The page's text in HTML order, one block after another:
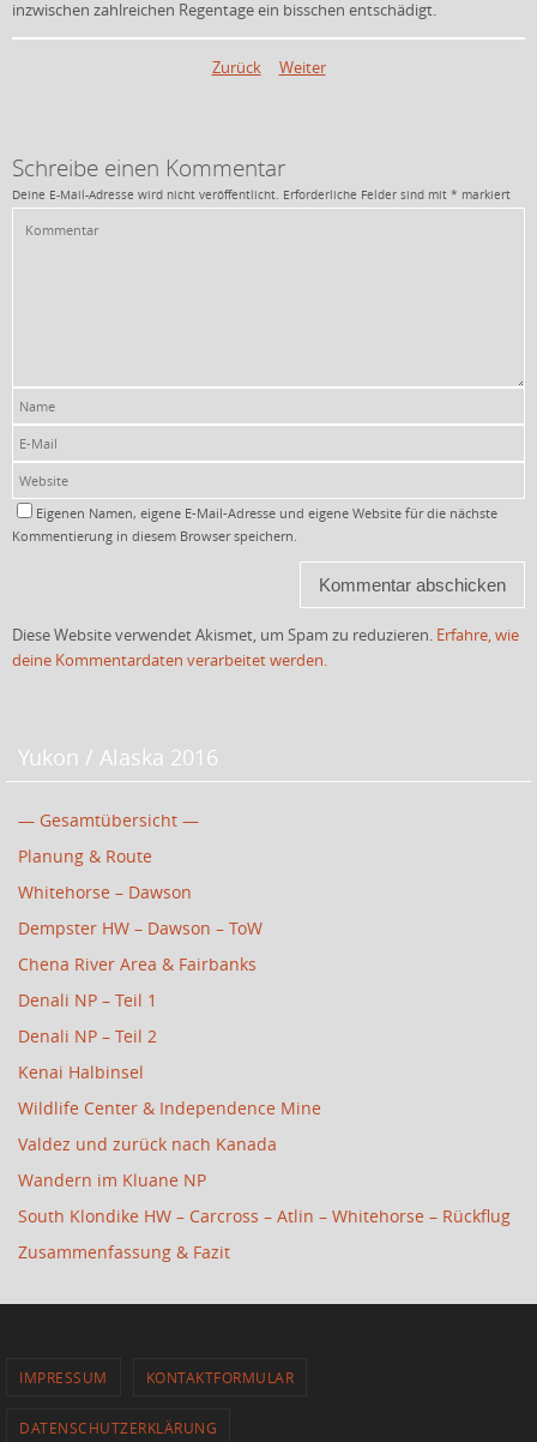
inzwischen zahlreichen Regentage ein bisschen entschädigt.
Zurück Weiter
Schreibe einen Kommentar
Deine E-Mail-Adresse wird nicht veröffentlicht. Erforderliche Felder sind mit * markiert
Eigenen Namen, eigene E-Mail-Adresse und eigene Website für die nächste
Kommentierung in diesem Browser speichern.
Diese Website verwendet Akismet, um Spam zu reduzieren. Erfahre, wie
deine Kommentardaten verarbeitet werden.
Yukon / Alaska 2016
— Gesamtübersicht —
Planung & Route
Whitehorse – Dawson
Dempster HW – Dawson – ToW
Chena River Area & Fairbanks
Denali NP – Teil 1
Denali NP – Teil 2
Kenai Halbinsel
Wildlife Center & Independence Mine
Valdez und zurück nach Kanada
Wandern im Kluane NP
South Klondike HW – Carcross – Atlin – Whitehorse – Rückflug
Zusammenfassung & Fazit
IMPRESSUM KONTAKTFORMULAR
DATENSCHUTZERKLÄRUNG